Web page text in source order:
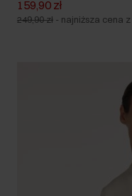
159,90 zł
249,90 zł - najniższa cena